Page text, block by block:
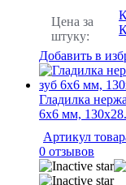
Цена за
штуку:
Добавить в
Гладилка
6х6 мм,
Артикул
0 отзывов